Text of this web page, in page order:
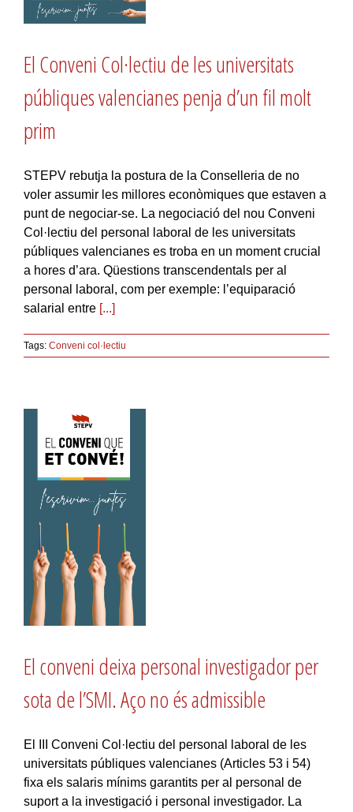
El Conveni Col·lectiu de les universitats
públiques valencianes penja d’un fil molt
prim
STEPV rebutja la postura de la Conselleria de no
voler assumir les millores econòmiques que estaven a
punt de negociar-se. La negociació del nou Conveni
Col·lectiu del personal laboral de les universitats
públiques valencianes es troba en un moment crucial
a hores d’ara. Qüestions transcendentals per al
personal laboral, com per exemple: l’equiparació
salarial entre [...]
Tags: Conveni col·lectiu
El conveni deixa personal investigador per
sota de l’SMI. Aço no és admissible
El III Conveni Col·lectiu del personal laboral de les
universitats públiques valencianes (Articles 53 i 54)
fixa els salaris mínims garantits per al personal de
suport a la investigació i personal investigador. La